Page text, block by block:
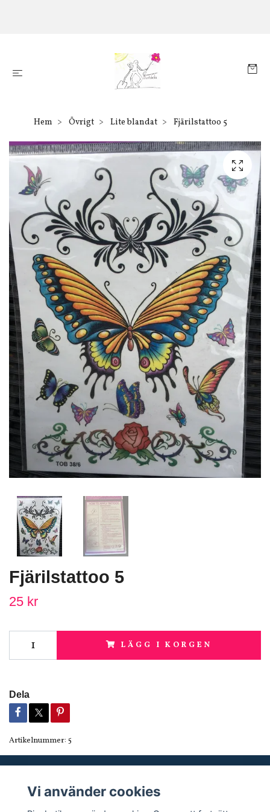
Hem Övrigt Lite blandat Fjärilstattoo 5
Fjärilstattoo 5
25 kr
LÄGG I KORGEN
Dela
Artikelnummer: 5
Sociala medier
Vi använder cookies